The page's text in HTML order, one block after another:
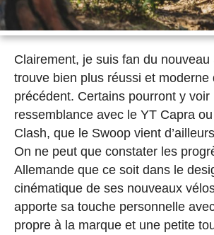
Clairement, je suis fan du
trouve bien plus réussi et moderne
précédent. Certains pourront y voir
ressemblance avec le YT Capra
Clash, que le Swoop vient
On ne peut que constater les
Allemande que ce soit dans le
cinématique de ses nouveaux
apporte sa touche personnelle
propre à la marque et une petite